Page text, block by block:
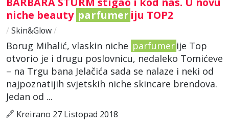
niche beauty parfumer iju TOP2
/ Skin&Glow/
Borug Mihalić, vlaskin niche parfumer ije Top
otvorio je i drugu poslovnicu, nedaleko Tomićeve
– na Trgu bana Jelačića sada se nalaze i neki od
najpoznatijih svjetskih niche skincare brendova.
Jedan od ...
Kreirano 27 Listopad 2018